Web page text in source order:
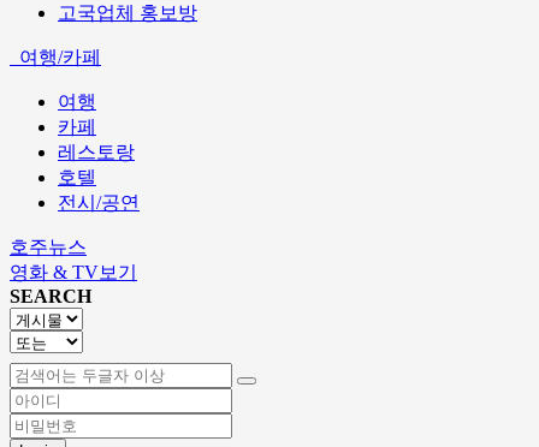
고국업체 홍보방
여행/카페
여행
카페
레스토랑
호텔
전시/공연
호주뉴스
영화 & TV보기
SEARCH